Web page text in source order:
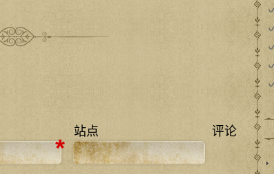
*
站点 评论